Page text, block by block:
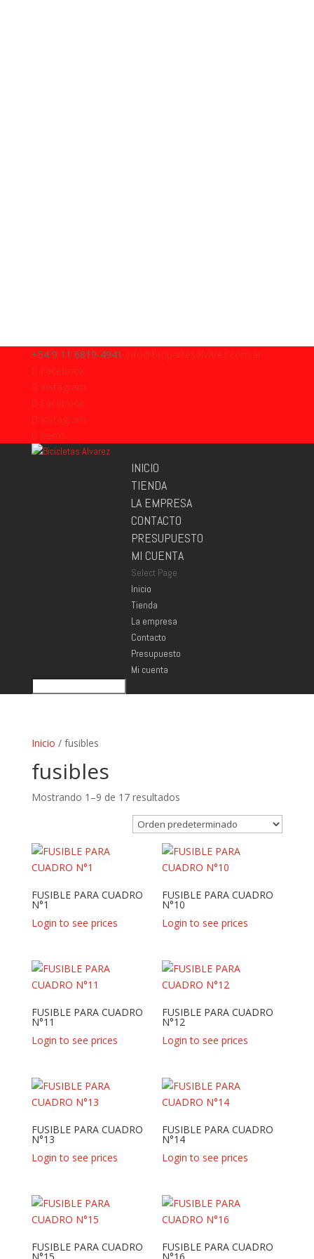
+54 9 11 6819-4941 info@bicipartesalvarez.com.ar
Facebook
Instagram
Facebook
Instagram
0 Items
INICIO
TIENDA
LA EMPRESA
CONTACTO
PRESUPUESTO
MI CUENTA
Select Page
Inicio
Tienda
La empresa
Contacto
Presupuesto
Mi cuenta
Inicio / fusibles
fusibles
Mostrando 1–9 de 17 resultados
FUSIBLE PARA CUADRO
N°1
Login to see prices
FUSIBLE PARA CUADRO
N°10
Login to see prices
FUSIBLE PARA CUADRO
N°11
Login to see prices
FUSIBLE PARA CUADRO
N°12
Login to see prices
FUSIBLE PARA CUADRO
N°13
Login to see prices
FUSIBLE PARA CUADRO
N°14
Login to see prices
FUSIBLE PARA CUADRO
N°15
FUSIBLE PARA CUADRO
N°16